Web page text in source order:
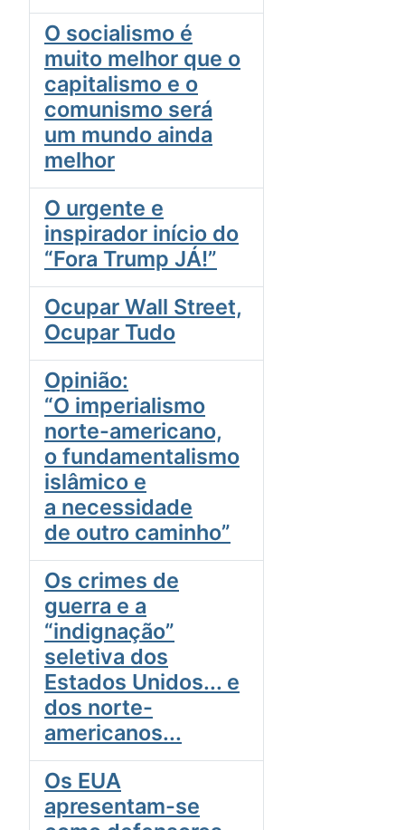
O socialismo é
muito melhor que o
capitalismo e o
comunismo será
um mundo ainda
melhor
O urgente e
inspirador início do
“Fora Trump JÁ!”
Ocupar Wall Street,
Ocupar Tudo
Opinião:
“O imperialismo
norte-americano,
o fundamentalismo
islâmico e
a necessidade
de outro caminho”
Os crimes de
guerra e a
“indignação”
seletiva dos
Estados Unidos... e
dos norte-
americanos...
Os EUA
apresentam-se